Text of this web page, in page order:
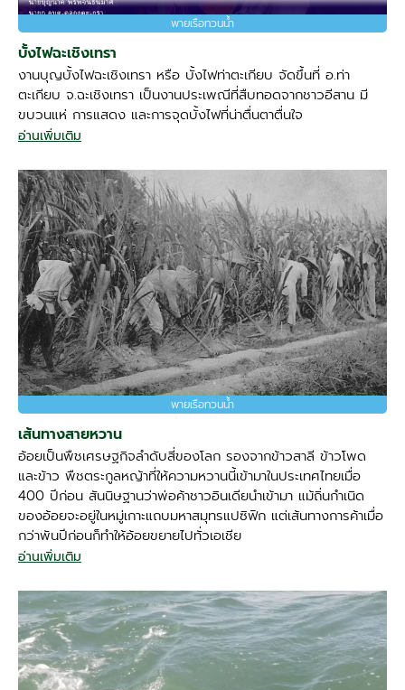
พายเรือทวนน้ำ
บั้งไฟฉะเชิงเทรา
งานบุญบั้งไฟฉะเชิงเทรา หรือ บั้งไฟท่าตะเกียบ จัดขึ้นที่ อ.ท่า
ตะเกียบ จ.ฉะเชิงเทรา เป็นงานประเพณีที่สืบทอดจากชาวอีสาน มี
ขบวนแห่ การแสดง และการจุดบั้งไฟที่น่าตื่นตาตื่นใจ
อ่านเพิ่มเติม
พายเรือทวนน้ำ
เส้นทางสายหวาน
อ้อยเป็นพืชเศรษฐกิจลำดับสี่ของโลก รองจากข้าวสาลี ข้าวโพด
และข้าว พืชตระกูลหญ้าที่ให้ความหวานนี้เข้ามาในประเทศไทยเมื่อ
400 ปีก่อน สันนิษฐานว่าพ่อค้าชาวอินเดียนำเข้ามา แม้ถิ่นกำเนิด
ของอ้อยจะอยู่ในหมู่เกาะแถบมหาสมุทรแปซิฟิก แต่เส้นทางการค้าเมื่อ
กว่าพันปีก่อนก็ทำให้อ้อยขยายไปทั่วเอเชีย
อ่านเพิ่มเติม